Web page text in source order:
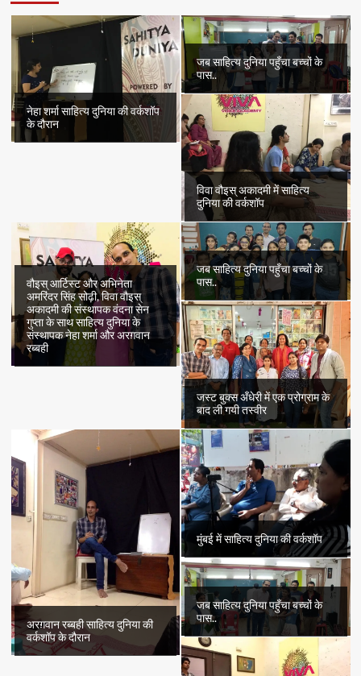
नेहा शर्मा साहित्य दुनिया की वर्कशॉप
के दौरान
जब साहित्य दुनिया पहुँचा बच्चों के
पास..
विवा वौइस् अकादमी में साहित्य
दुनिया की वर्कशॉप
वौइस् आर्टिस्ट और अभिनेता
अमरिंदर सिंह सोढ़ी, विवा वौइस्
अकादमी की संस्थापक वंदना सेन
गुप्ता के साथ साहित्य दुनिया के
संस्थापक नेहा शर्मा और अरग़वान
रब्बही
जब साहित्य दुनिया पहुँचा बच्चों के
पास..
जस्ट बुक्स अँधेरी में एक प्रोग्राम के
बाद ली गयी तस्वीर
अरग़वान रब्बही साहित्य दुनिया की
वर्कशॉप के दौरान
मुंबई में साहित्य दुनिया की वर्कशॉप
जब साहित्य दुनिया पहुँचा बच्चों के
पास..